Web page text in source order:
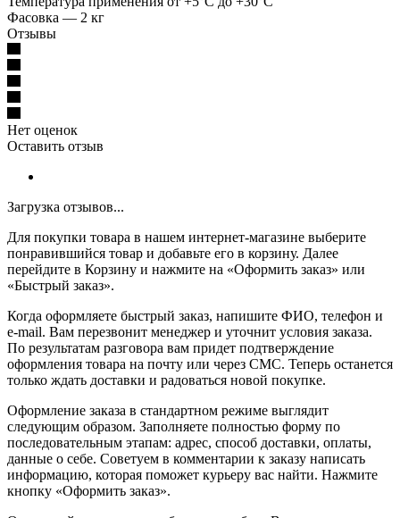
Фасовка — 2 кг
Отзывы
Нет оценок
Оставить отзыв
Загрузка отзывов...
Для покупки товара в нашем интернет-магазине выберите
понравившийся товар и добавьте его в корзину. Далее
перейдите в Корзину и нажмите на «Оформить заказ» или
«Быстрый заказ».
Когда оформляете быстрый заказ, напишите ФИО, телефон и
e-mail. Вам перезвонит менеджер и уточнит условия заказа.
По результатам разговора вам придет подтверждение
оформления товара на почту или через СМС. Теперь останется
только ждать доставки и радоваться новой покупке.
Оформление заказа в стандартном режиме выглядит
следующим образом. Заполняете полностью форму по
последовательным этапам: адрес, способ доставки, оплаты,
данные о себе. Советуем в комментарии к заказу написать
информацию, которая поможет курьеру вас найти. Нажмите
кнопку «Оформить заказ».